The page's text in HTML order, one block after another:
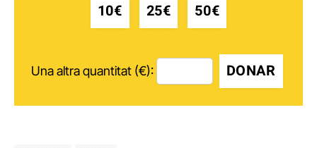
10€ 25€ 50€
Una altra quantitat (€): DONAR